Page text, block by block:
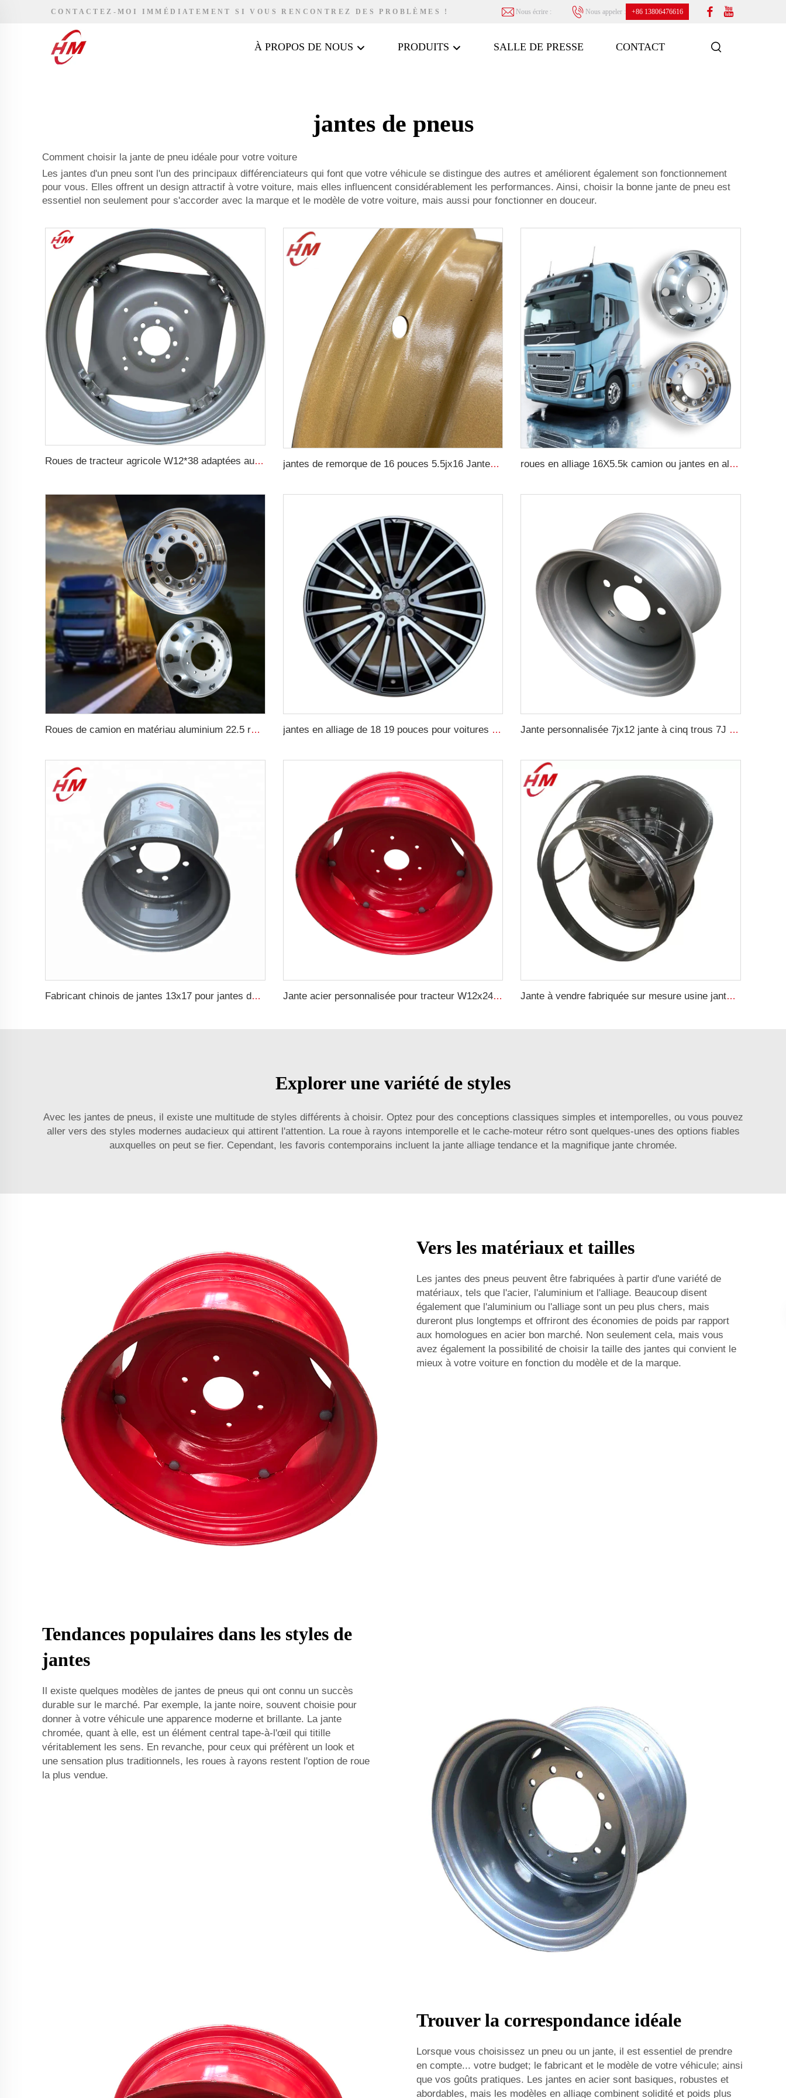
CONTACTEZ-MOI IMMÉDIATEMENT SI VOUS RENCONTREZ DES PROBLÈMES ! Nous écrire : Nous appeler : +86 13806476616
À PROPOS DE NOUS PRODUITS SALLE DE PRESSE CONTACT
jantes de pneus
Comment choisir la jante de pneu idéale pour votre voiture
Les jantes d'un pneu sont l'un des principaux différenciateurs qui font que votre véhicule se distingue des autres et améliorent également son fonctionnement
pour vous. Elles offrent un design attractif à votre voiture, mais elles influencent considérablement les performances. Ainsi, choisir la bonne jante de pneu est
essentiel non seulement pour s'accorder avec la marque et le modèle de votre voiture, mais aussi pour fonctionner en douceur.
Roues de tracteur agricole W12*38 adaptées aux pneus agricoles 13.6-38 vendues pour des jantes sur mesure jantes de remorque de 16 pouces 5.5jx16 Jantes en acier agricole pour pneus 750-16 fabricants roues en alliage 16X5.5k camion ou jantes en alliage
Roues de camion en matériau aluminium 22.5 roues en aluminium jantes en alliage de 18 19 pouces pour voitures particulières 5x100 jantes forgées Jante de voiture Pour voiture Mercedes Jante personnalisée 7jx12 jante à cinq trous 7J *12 jante en acier usine
Fabricant chinois de jantes 13x17 pour jantes de remorque de tracteur agricole pour pneus 15.0/55-17 Jante acier personnalisée pour tracteur W12x24, jantes vissées adaptées aux pneus 12.4-24 pour roues d'équipements agricoles Jante à vendre fabriquée sur mesure usine jantes chargeur 20-26 pour pneu 23.1-26
Explorer une variété de styles
Avec les jantes de pneus, il existe une multitude de styles différents à choisir. Optez pour des conceptions classiques simples et intemporelles, ou vous pouvez
aller vers des styles modernes audacieux qui attirent l'attention. La roue à rayons intemporelle et le cache-moteur rétro sont quelques-unes des options fiables
auxquelles on peut se fier. Cependant, les favoris contemporains incluent la jante alliage tendance et la magnifique jante chromée.
Vers les matériaux et tailles
Les jantes des pneus peuvent être fabriquées à partir d'une variété de
matériaux, tels que l'acier, l'aluminium et l'alliage. Beaucoup disent
également que l'aluminium ou l'alliage sont un peu plus chers, mais
dureront plus longtemps et offriront des économies de poids par rapport
aux homologues en acier bon marché. Non seulement cela, mais vous
avez également la possibilité de choisir la taille des jantes qui convient le
mieux à votre voiture en fonction du modèle et de la marque.
Tendances populaires dans les styles de
jantes
Il existe quelques modèles de jantes de pneus qui ont connu un succès
durable sur le marché. Par exemple, la jante noire, souvent choisie pour
donner à votre véhicule une apparence moderne et brillante. La jante
chromée, quant à elle, est un élément central tape-à-l'œil qui titille
véritablement les sens. En revanche, pour ceux qui préfèrent un look et
une sensation plus traditionnels, les roues à rayons restent l'option de roue
la plus vendue.
Trouver la correspondance idéale
Lorsque vous choisissez un pneu ou un jante, il est essentiel de prendre
en compte... votre budget; le fabricant et le modèle de votre véhicule; ainsi
que vos goûts pratiques. Les jantes en acier sont basiques, robustes et
abordables, mais les modèles en alliage combinent solidité et poids plus